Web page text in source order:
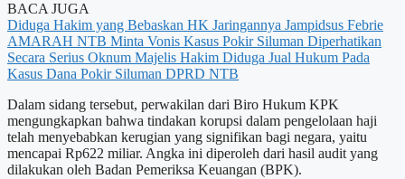
BACA JUGA
Diduga Hakim yang Bebaskan HK Jaringannya Jampidsus Febrie
AMARAH NTB Minta Vonis Kasus Pokir Siluman Diperhatikan
Secara Serius Oknum Majelis Hakim Diduga Jual Hukum Pada
Kasus Dana Pokir Siluman DPRD NTB
Dalam sidang tersebut, perwakilan dari Biro Hukum KPK
mengungkapkan bahwa tindakan korupsi dalam pengelolaan haji
telah menyebabkan kerugian yang signifikan bagi negara, yaitu
mencapai Rp622 miliar. Angka ini diperoleh dari hasil audit yang
dilakukan oleh Badan Pemeriksa Keuangan (BPK).